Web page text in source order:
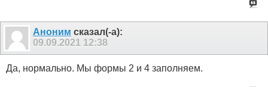
Аноним сказал(-а):
09.09.2021 12:38
Да, нормально. Мы формы 2 и 4 заполняем.